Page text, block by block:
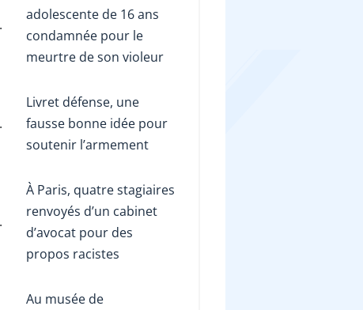
adolescente de 16 ans
condamnée pour le
meurtre de son violeur
Livret défense, une
fausse bonne idée pour
soutenir l’armement
À Paris, quatre stagiaires
renvoyés d’un cabinet
d’avocat pour des
propos racistes
Au musée de